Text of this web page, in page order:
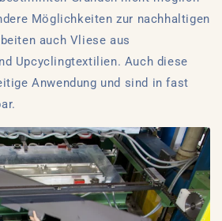
Möglichkeiten zur nachhaltigen
auch Vliese aus
Upcyclingtextilien. Auch diese
Anwendung und sind in fast